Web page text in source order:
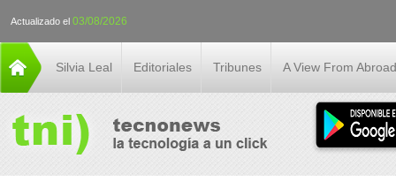
Actualizado el 03/08/2026
Silvia Leal Editoriales Tribunes A View From Abroad